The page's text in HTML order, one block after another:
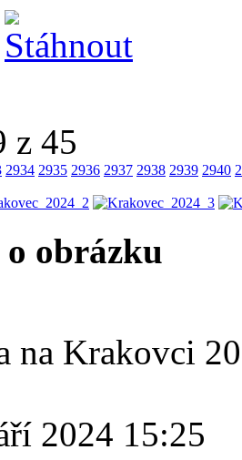
z 45
2934 2935 2936 2937 2938 2939 2940
obrázku
na Krakovci
2024 15:25